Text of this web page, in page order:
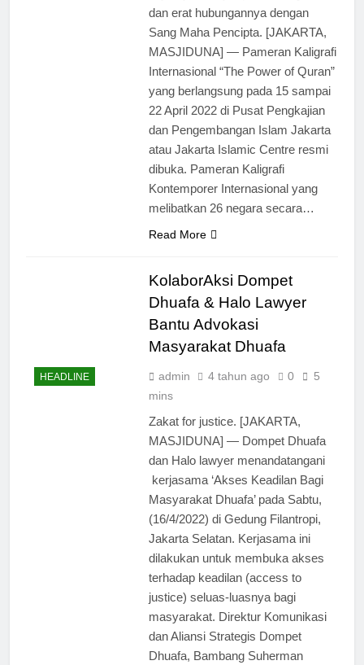
dan erat hubungannya dengan
Sang Maha Pencipta. [JAKARTA,
MASJIDUNA] — Pameran Kaligrafi
Internasional “The Power of Quran”
yang berlangsung pada 15 sampai
22 April 2022 di Pusat Pengkajian
dan Pengembangan Islam Jakarta
atau Jakarta Islamic Centre resmi
dibuka. Pameran Kaligrafi
Kontemporer Internasional yang
melibatkan 26 negara secara…
Read More
HEADLINE
KolaborAksi Dompet
Dhuafa & Halo Lawyer
Bantu Advokasi
Masyarakat Dhuafa
admin 4 tahun ago 0
5
mins
Zakat for justice. [JAKARTA,
MASJIDUNA] — Dompet Dhuafa
dan Halo lawyer menandatangani
kerjasama ‘Akses Keadilan Bagi
Masyarakat Dhuafa’ pada Sabtu,
(16/4/2022) di Gedung Filantropi,
Jakarta Selatan. Kerjasama ini
dilakukan untuk membuka akses
terhadap keadilan (access to
justice) seluas-luasnya bagi
masyarakat. Direktur Komunikasi
dan Aliansi Strategis Dompet
Dhuafa, Bambang Suherman